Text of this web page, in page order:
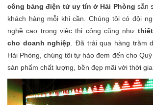
công bảng điện tử uy tín ở Hải Phòng sẵn
khách hàng mỗi khi cần. Chúng tôi có đội
nghề cao trong việc thi công cũng như
cho doanh nghiệp . Đã trải qua hàng trăm
Hải Phòng, chúng tôi tự hào đem đến cho
sản phẩm chất lượng, bền đẹp mãi với thời